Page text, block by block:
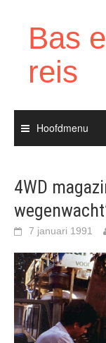
Bas
reis
Hoofdmenu
4WD
7 januari 1991